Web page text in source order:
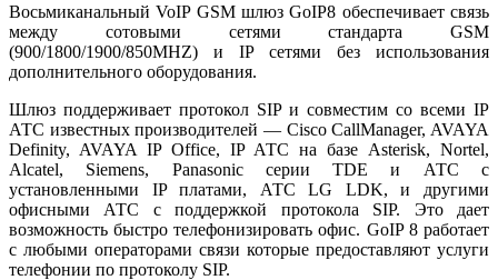
Восьмиканальный VoIP GSM шлюз GoIP8 обеспечивает связь
между сотовыми сетями стандарта GSM
(900/1800/1900/850MHZ) и IP сетями без использования
дополнительного оборудования.
Шлюз поддерживает протокол SIP и совместим со всеми IP
АТС известных производителей — Cisco CallManager, AVAYA
Definity, AVAYA IP Office, IP АТС на базе Asterisk, Nortel,
Alcatel, Siemens, Panasonic серии TDE и АТС с
установленными IP платами, АТС LG LDK, и другими
офисными АТС с поддержкой протокола SIP. Это дает
возможность быстро телефонизировать офис. GoIP 8 работает
с любыми операторами связи которые предоставляют услуги
телефонии по протоколу SIP.